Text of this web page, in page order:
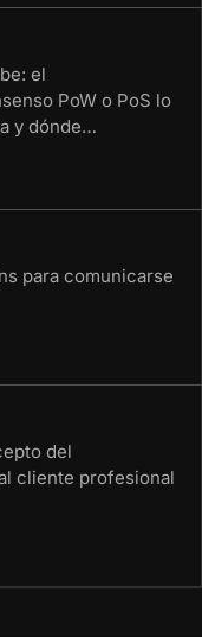
el
PoW o PoS lo
y dónde…
para comunicarse
del
cliente profesional